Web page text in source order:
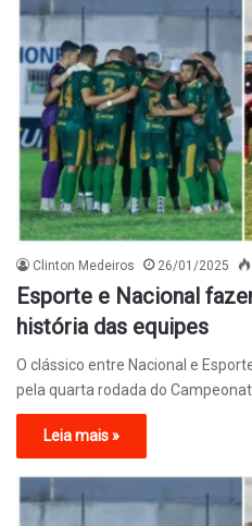
Clinton Medeiros 26/01/2025
Esporte e Nacional
história das equipes
O clássico entre Nacional e
pela quarta rodada do
Leia mais »